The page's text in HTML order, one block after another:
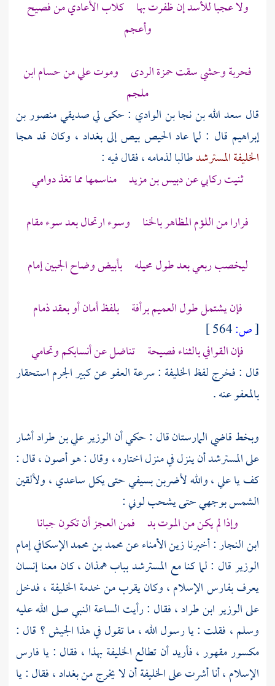
ولا عجبا للأسد إن ظفرت بها كلاب الأعادي من فصيح
وأعجم
فحربةوحشيسقتحمزةالردى وموتعليمن حسامابن
ملجم
قال سعد الله بن نجا بن الوادي : حكى لي صديقيمنصور بن
إبراهيم قال : لما عاد الحيص بيص إلىبغداد ، وكان قد هجا
الخليفة المسترشدطالبا لذمامه ، فقال فيه :
ثنيت ركابيعن دبيس بن مزيد مناسمها مما تغذ دوامي
فرارا من اللؤم المظاهر بالخنا وسوء ارتحال بعد سوء مقام
ليخصب ربعي بعد طول محيله بأبيض وضاح الجبين إمام
فإن يشتمل طول العميم برأفة بلفظ أمان أو بعقد ذمام
[ص:
فإن القوافي بالثناء فصيحة تناضل عن أنسابكم وتحامي
قال : فخرج لفظ الخليفة : سرعة العفو عن كبير الجرم استحقار
بالمعفو عنه .
وبخط قاضيالمارستانقال : حكي أن الوزيرعلي بن طرادأشار
علىالمسترشدأن ينزل في منزل اختاره ، وقال : هو أصون ، قال :
كف ياعلي، والله لأضربن بسيفي حتى يكل ساعدي ، ولألقين
الشمس بوجهي حتى يشحب لوني :
وإذا لم يكن من الموت بد فمن العجز أن تكون جبانا
ابن النجار: أخبرنازين الأمناءعنمحمد بن محمد الإسكافيإمام
الوزير قال : لما كنا مع المسترشدببابهمذان ، كان معنا إنسان
يعرفبفارس الإسلام، وكان يقرب من خدمة الخليفة ، فدخل
علىالوزير ابن طراد، فقال : رأيت الساعة النبي صلى الله عليه
وسلم ، فقلت : يا رسول الله ، ما تقول في هذا الجيش ؟ قال :
مكسور مقهور ، فأريد أن تطالع الخليفة بهذا ، فقال : يا فارس
الإسلام، أنا أشرت على الخليفة أن لا يخرج منبغداد، فقال : يا